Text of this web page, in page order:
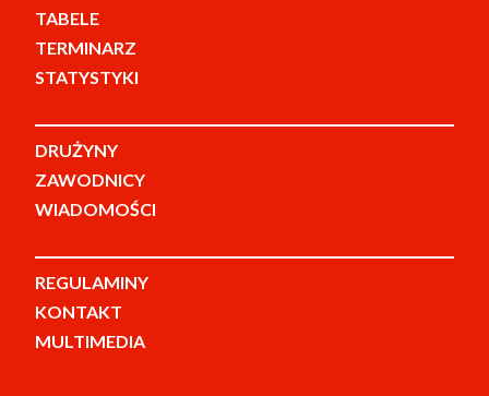
TABELE
TERMINARZ
STATYSTYKI
DRUŻYNY
ZAWODNICY
WIADOMOŚCI
REGULAMINY
KONTAKT
MULTIMEDIA